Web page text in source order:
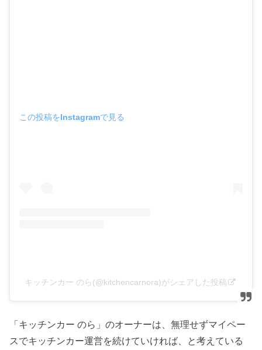
この投稿をInstagramで見る
キッチンカー のら(@kitchencarnora)がシェアした投稿
「キッチンカー のら」のオーナーは、無理せずマイペー
スでキッチンカー運営を続けていければ、と考えている